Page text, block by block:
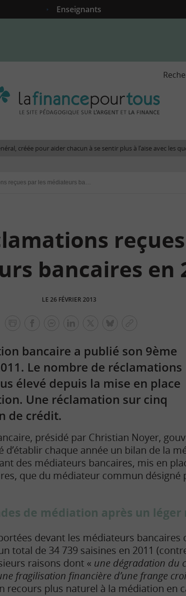
Enseignants
finance
site
créée pour aider chacun à se sentir plus à l’aise avec les
+ 3 % de réclamations reçues par les médiateurs bancaires en 2011
bancaires en
LE 26 FÉVRIER 2013
lien
bancaire a publié son 9ème
Le nombre de réclamations
élevé depuis la mise en place
Une réclamation sur cinq
de crédit.
présidé par Christian Noyer,
d’établir chaque année un bilan de la
des médiateurs bancaires, mis en
que du médiateur commun désigné
de médiation après un léger
devant les médiateurs bancaires
total de 34 739 saisines en 2011
raisons dont « une dégradation du
fragilisation financière d’une frange
recours plus naturel à la médiation en